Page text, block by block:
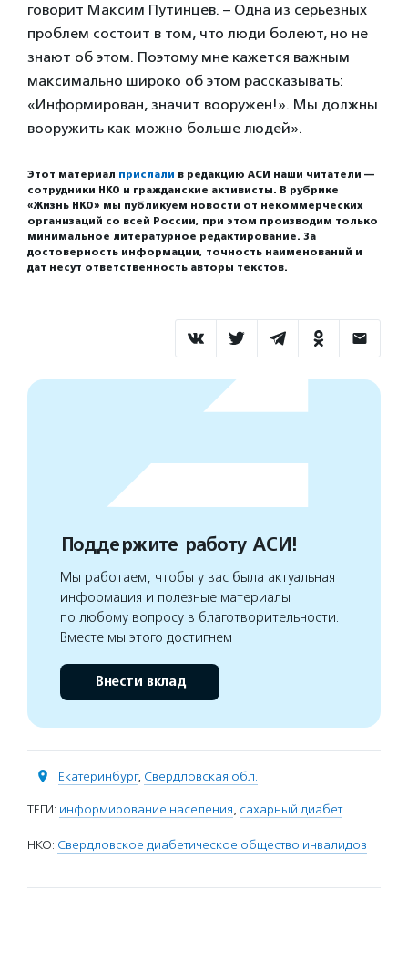
говорит Максим Путинцев. – Одна из серьезных
проблем состоит в том, что люди болеют, но не
знают об этом. Поэтому мне кажется важным
максимально широко об этом рассказывать:
«Информирован, значит вооружен!». Мы должны
вооружить как можно больше людей».
Этот материал прислали в редакцию АСИ наши читатели —
сотрудники НКО и гражданские активисты. В рубрике
«Жизнь НКО» мы публикуем новости от некоммерческих
организаций со всей России, при этом производим только
минимальное литературное редактирование. За
достоверность информации, точность наименований и
дат несут ответственность авторы текстов.
Поддержите работу АСИ!
Мы работаем, чтобы у вас была актуальная
информация и полезные материалы
по любому вопросу в благотворительности.
Вместе мы этого достигнем
Внести вклад
Екатеринбург, Свердловская обл.
ТЕГИ: информирование населения, сахарный диабет
НКО: Свердловское диабетическое общество инвалидов